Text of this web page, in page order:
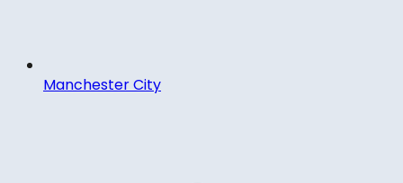
Manchester City